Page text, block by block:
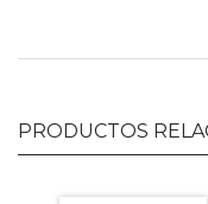
PRODUCTOS